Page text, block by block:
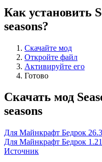
Как установить
seasons?
Скачайте мод
Откройте файл
Активируйте его
Готово
Скачать мод
seasons
Для Майнкрафт Бедрок
Для Майнкрафт Бедрок
Источник